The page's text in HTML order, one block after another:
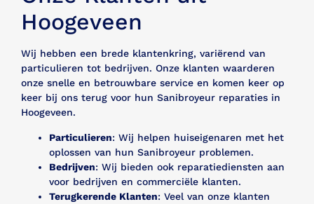
Hoogeveen
Wij hebben een brede klantenkring, variërend van
particulieren tot bedrijven. Onze klanten waarderen
onze snelle en betrouwbare service en komen keer op
keer bij ons terug voor hun Sanibroyeur reparaties in
Hoogeveen.
Particulieren: Wij helpen huiseigenaren met het
oplossen van hun Sanibroyeur problemen.
Bedrijven: Wij bieden ook reparatiediensten aan
voor bedrijven en commerciële klanten.
Terugkerende Klanten: Veel van onze klanten